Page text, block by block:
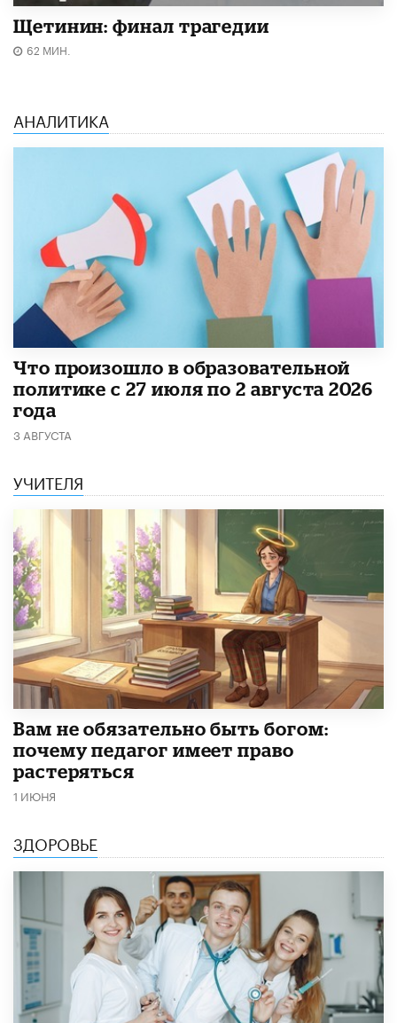
Щетинин: финал трагедии
62 МИН.
АНАЛИТИКА
​Что произошло в образовательной
политике с 27 июля по 2 августа 2026
года
3 АВГУСТА
УЧИТЕЛЯ
​Вам не обязательно быть богом:
почему педагог имеет право
растеряться
1 ИЮНЯ
ЗДОРОВЬЕ